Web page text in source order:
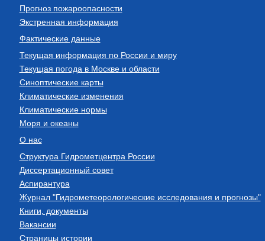
Прогноз пожароопасности
Экстренная информация
Фактические данные
Текущая информация по России и миру
Текущая погода в Москве и области
Синоптические карты
Климатические изменения
Климатические нормы
Моря и океаны
О нас
Структура Гидрометцентра России
Диссертационный совет
Аспирантура
Журнал "Гидрометеорологические исследования и прогнозы"
Книги, документы
Вакансии
Страницы истории